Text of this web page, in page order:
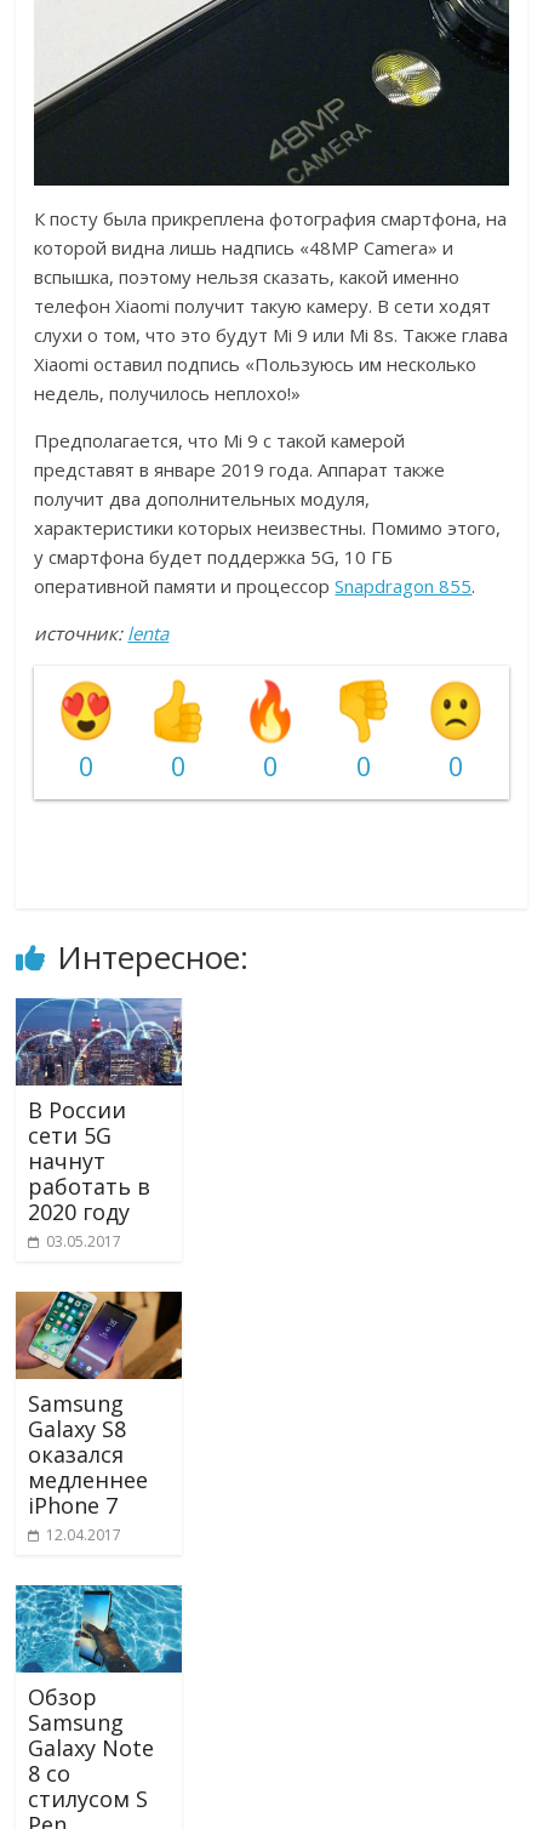
К посту была прикреплена фотография смартфона, на
которой видна лишь надпись «48MP Camera» и
вспышка, поэтому нельзя сказать, какой именно
телефон Xiaomi получит такую камеру. В сети ходят
слухи о том, что это будут Mi 9 или Mi 8s. Также глава
Xiaomi оставил подпись «Пользуюсь им несколько
недель, получилось неплохо!»
Предполагается, что Mi 9 с такой камерой
представят в январе 2019 года. Аппарат также
получит два дополнительных модуля,
характеристики которых неизвестны. Помимо этого,
у смартфона будет поддержка 5G, 10 ГБ
оперативной памяти и процессорSnapdragon 855.
источник: lenta
0 0 0 0 0
Интересное:
В России
сети 5G
начнут
работать в
2020 году
03.05.2017
Samsung
Galaxy S8
оказался
медленнее
iPhone 7
12.04.2017
Обзор
Samsung
Galaxy Note
8 со
стилусом S